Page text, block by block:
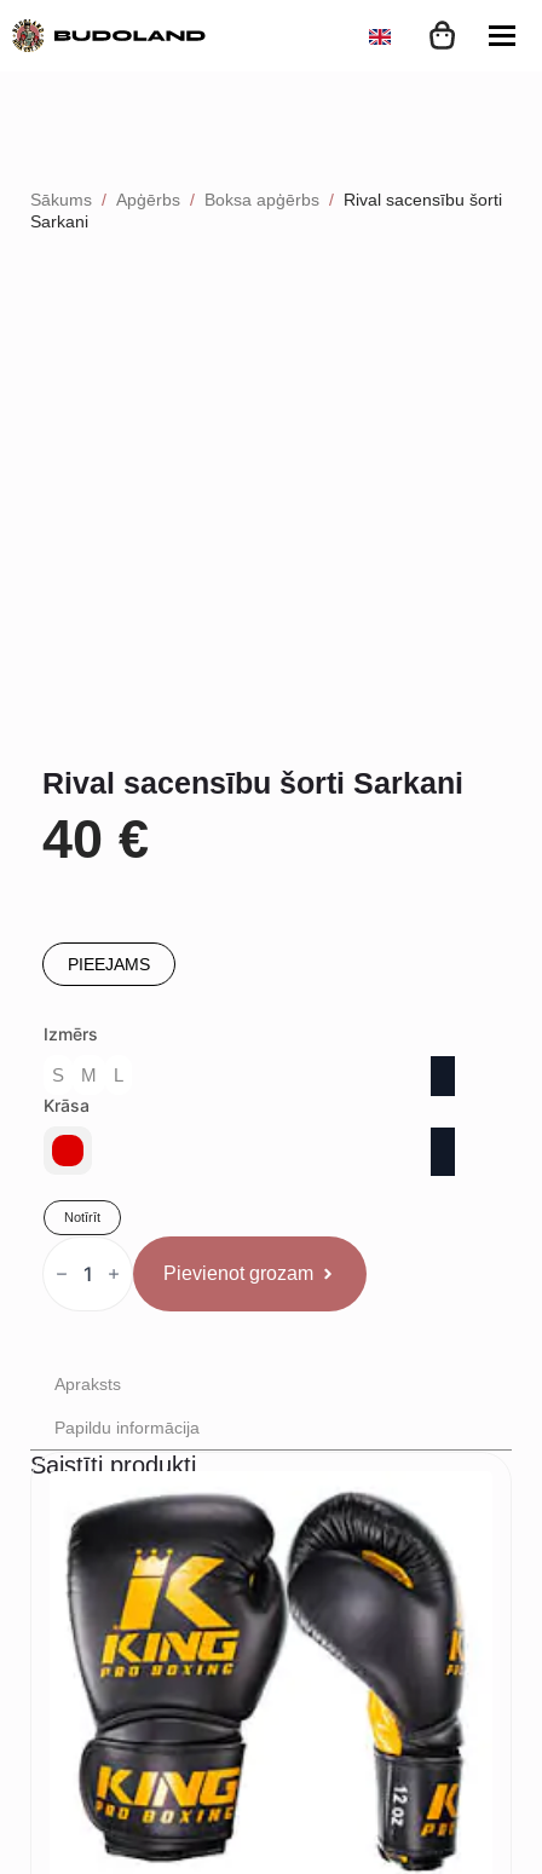
Sākums Apģērbs Boksa apģērbs
Rival sacensību šorti
Sarkani
Rival sacensību šorti Sarkani
40 €
PIEEJAMS
Izmērs
S
M
L
Krāsa
Notīrīt
šorti
Pievienot grozam
Apraksts
Papildu informācija
Saistīti produkti